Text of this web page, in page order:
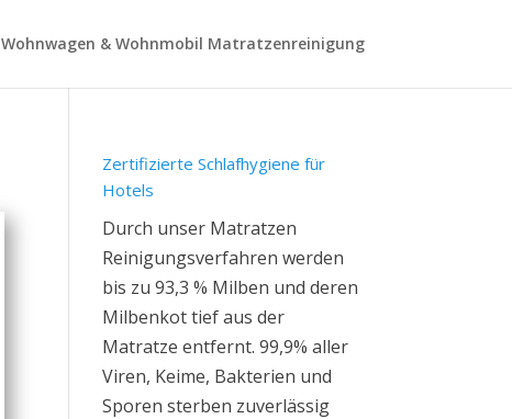
Wohnwagen & Wohnmobil Matratzenreinigung
Zertifizierte Schlafhygiene für
Hotels
Durch unser Matratzen
Reinigungsverfahren werden
bis zu 93,3 % Milben und deren
Milbenkot tief aus der
Matratze entfernt. 99,9% aller
Viren, Keime, Bakterien und
Sporen sterben zuverlässig